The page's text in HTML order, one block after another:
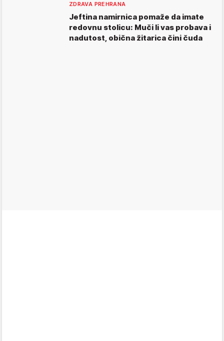
ZDRAVA PREHRANA
Jeftina namirnica pomaže da imate
redovnu stolicu: Muči li vas probava i
nadutost, obična žitarica čini čuda